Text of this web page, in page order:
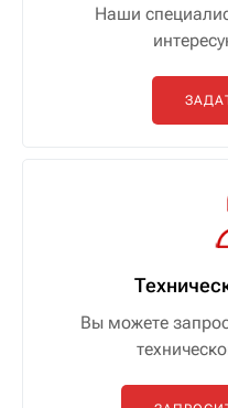
Наши
Вы можете